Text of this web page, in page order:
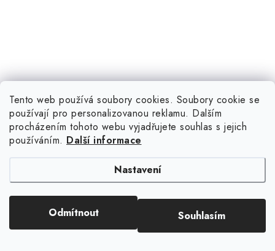
Tento web používá soubory cookies. Soubory cookie se
používají pro personalizovanou reklamu. Dalším
procházením tohoto webu vyjadřujete souhlas s jejich
používáním. Další informace
Nastavení
Odmítnout Souhlasím